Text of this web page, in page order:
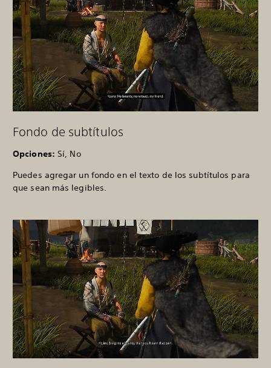
Fondo de subtítulos
Opciones: Sí, No
Puedes agregar un fondo en el texto de los subtítulos para
que sean más legibles.